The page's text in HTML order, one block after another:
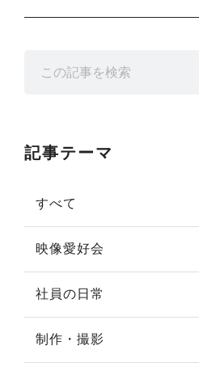
記事テーマ
すべて
映像愛好会
社員の日常
制作・撮影